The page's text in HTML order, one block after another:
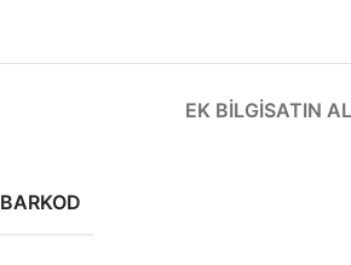
EK BILGISATIN
BARKOD